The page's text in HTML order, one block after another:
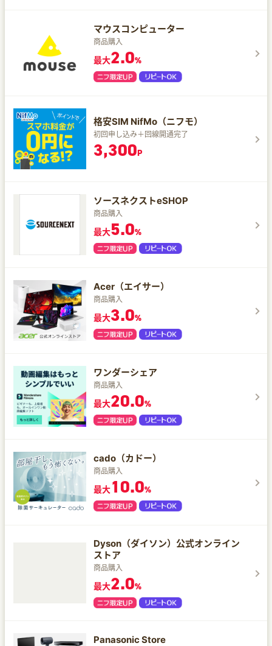
マウスコンピューター
商品購入
最大2.0%
格安SIM NifMo（ニフモ）
初回申し込み＋回線開通完了
3,300P
ソースネクストeSHOP
商品購入
最大5.0%
Acer（エイサー）
商品購入
最大3.0%
ワンダーシェア
商品購入
最大20.0%
cado（カドー）
商品購入
最大10.0%
Dyson（ダイソン）公式オンライン
ストア
商品購入
最大2.0%
Panasonic Store